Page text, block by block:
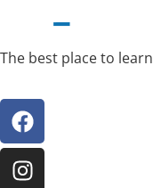
The best place to learn